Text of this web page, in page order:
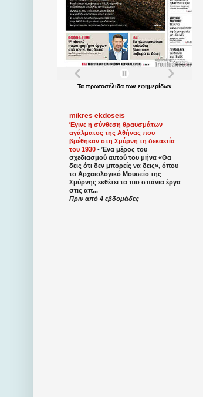
Τα πρωτοσέλιδατων εφημερίδων
mikres ekdoseis
Έγινε η σύνθεση θραυσμάτων
αγάλματος της Αθήνας που
βρέθηκαν στη Σμύρνη τη δεκαετία
του 1930 - Ένα μέρος του
σχεδιασμού αυτού του μήνα «Θα
δεις ότι δεν μπορείς να δεις», όπου
το Αρχαιολογικό Μουσείο της
Σμύρνης εκθέτει τα πιο σπάνια έργα
στις απ...
Πριν από 4 εβδομάδες